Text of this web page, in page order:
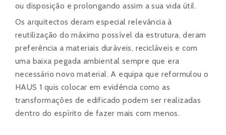
ou disposição e prolongando assim a sua vida útil.
Os arquitectos deram especial relevância à
reutilização do máximo possível da estrutura, deram
preferência a materiais duráveis, recicláveis e com
uma baixa pegada ambiental sempre que era
necessário novo material. A equipa que reformulou o
HAUS 1 quis colocar em evidência como as
transformações de edificado podem ser realizadas
dentro do espírito de fazer mais com menos.